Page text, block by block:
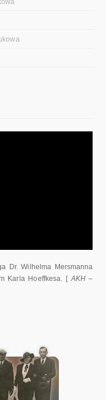
Dr. Wilhelma Mersmanna
Karla Hoeffkesa. [AKH –